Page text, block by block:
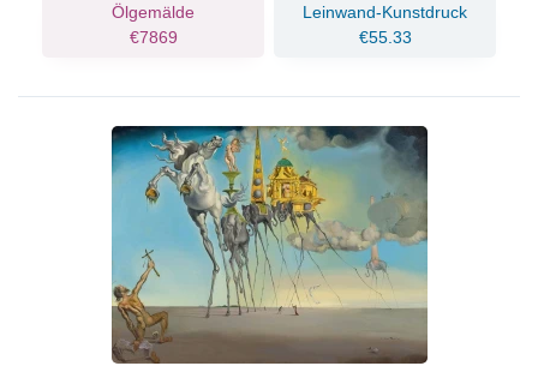
Ölgemälde
€7869
Leinwand-Kunstdruck
€55.33